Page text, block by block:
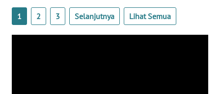
1 2 3 Selanjutnya Lihat Semua
WN
PAPUA